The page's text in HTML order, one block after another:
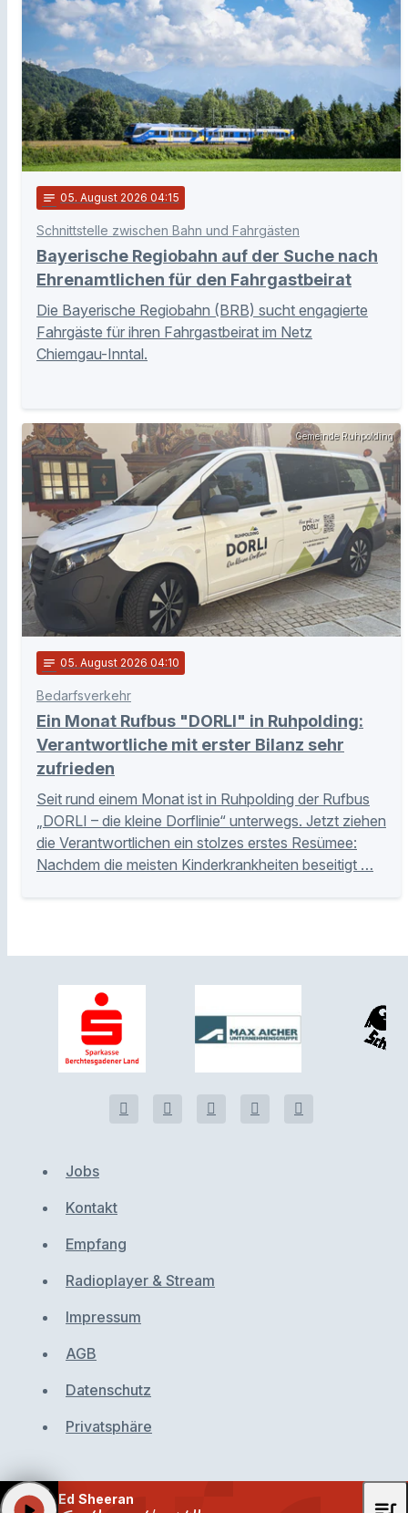
notes 05. August 2026 04:15
Schnittstelle zwischen Bahn und Fahrgästen
Bayerische Regiobahn auf der Suche nach
Ehrenamtlichen für den Fahrgastbeirat
Die Bayerische Regiobahn (BRB) sucht engagierte
Fahrgäste für ihren Fahrgastbeirat im Netz
Chiemgau-Inntal.
Gemeinde Ruhpolding
notes 05. August 2026 04:10
Bedarfsverkehr
Ein Monat Rufbus "DORLI" in Ruhpolding:
Verantwortliche mit erster Bilanz sehr
zufrieden
Seit rund einem Monat ist in Ruhpolding der Rufbus
„DORLI – die kleine Dorflinie“ unterwegs. Jetzt ziehen
die Verantwortlichen ein stolzes erstes Resümee:
Nachdem die meisten Kinderkrankheiten beseitigt …
Jobs
Kontakt
Empfang
Radioplayer & Stream
Impressum
AGB
Datenschutz
Privatsphäre
Ed Sheeran